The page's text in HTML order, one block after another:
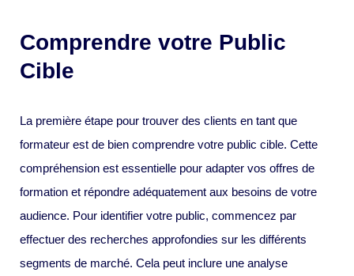
Comprendre votre Public
Cible
La première étape pour trouver des clients en tant que
formateur est de bien comprendre votre public cible. Cette
compréhension est essentielle pour adapter vos offres de
formation et répondre adéquatement aux besoins de votre
audience. Pour identifier votre public, commencez par
effectuer des recherches approfondies sur les différents
segments de marché. Cela peut inclure une analyse